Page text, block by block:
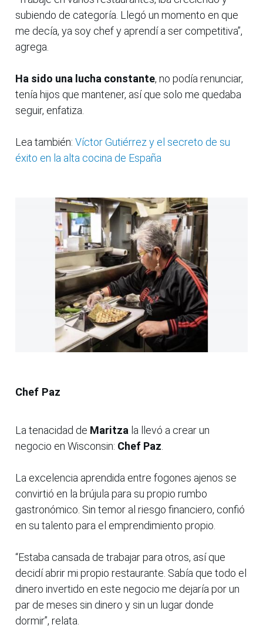
subiendo de categoría. Llegó un momento en que
me decía, ya soy chef y aprendí a ser competitiva”,
agrega.
Ha sido una lucha constante, no podía renunciar,
tenía hijos que mantener, así que solo me quedaba
seguir, enfatiza.
Lea también: Víctor Gutiérrez y el secreto de su
éxito en la alta cocina de España
Chef Paz
La tenacidad de Maritza la llevó a crear un
negocio en Wisconsin: Chef Paz.
La excelencia aprendida entre fogones ajenos se
convirtió en la brújula para su propio rumbo
gastronómico. Sin temor al riesgo financiero, confió
en su talento para el emprendimiento propio.
“Estaba cansada de trabajar para otros, así que
decidí abrir mi propio restaurante. Sabía que todo el
dinero invertido en este negocio me dejaría por un
par de meses sin dinero y sin un lugar donde
dormir”, relata.